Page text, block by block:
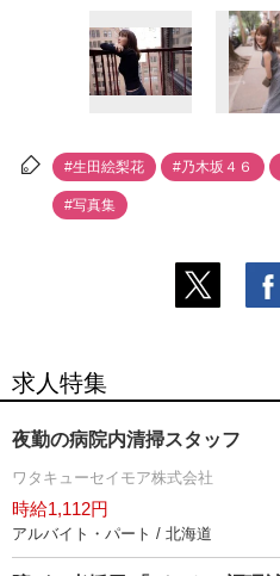
#生田絵梨花 #乃木坂４６
#写真集
求人特集
夜勤の病院内清掃スタッフ
ワタキューセイモア株式会社
時給1,112円
アルバイト・パート / 北海道